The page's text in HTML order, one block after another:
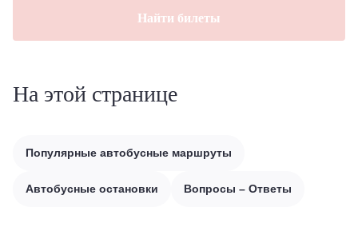
Найти билеты
На этой странице
Популярные автобусные маршруты
Автобусные остановки Вопросы – Ответы